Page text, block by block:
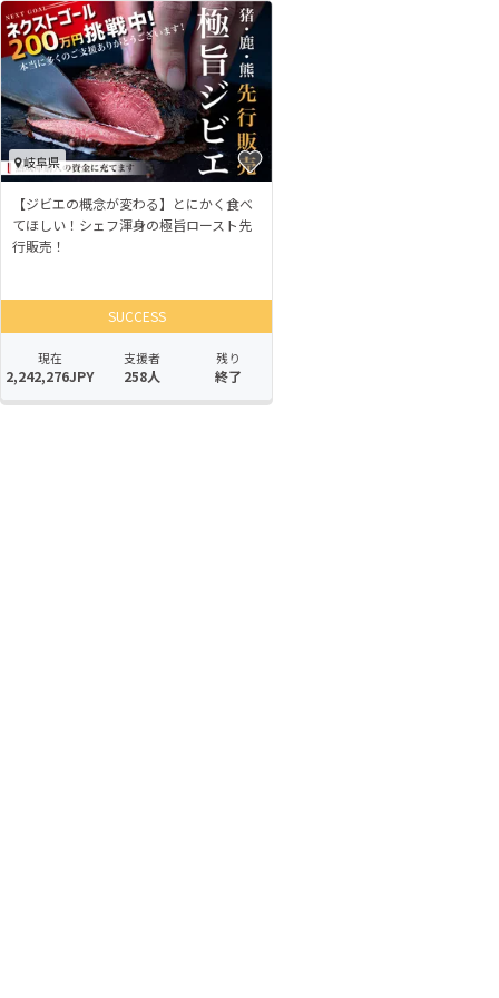
岐阜県
【ジビエの概念が変わる】とにかく食べ
てほしい！シェフ渾身の極旨ロースト先
行販売！
SUCCESS
現在
2,242,276JPY
支援者
258人
残り
終了